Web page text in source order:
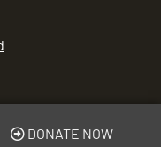
DONATE NOW